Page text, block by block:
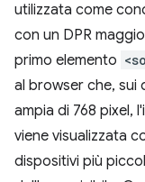
utilizzata come
con un DPR
primo elemento
al browser che, sui
ampia di 768 pixel,
viene visualizzata
dispositivi più